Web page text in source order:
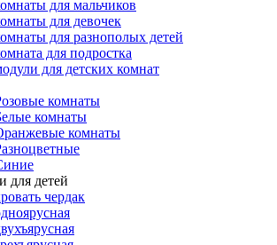
для мальчиков
для девочек
для разнополых детей
для подростка
для детских комнат
комнаты
комнаты
комнаты
для детей
чердак